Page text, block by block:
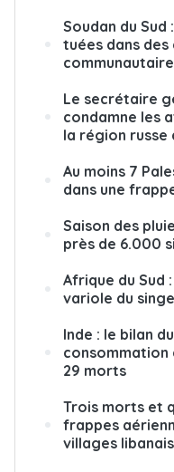
Soudan du Sud
tuées dans
Le secrétaire
condamne les
la région russe
Au moins 7
dans une
Saison des
près de 6.000
Afrique du Sud
variole du
Inde : le bilan
29 morts
Trois morts et
frappes
villages libanais